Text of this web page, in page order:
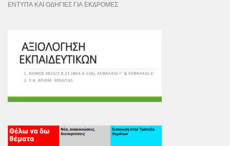
ΕΝΤΥΠΑ ΚΑΙ ΟΔΗΓΙΕΣ ΓΙΑ ΕΚΔΡΟΜΕΣ